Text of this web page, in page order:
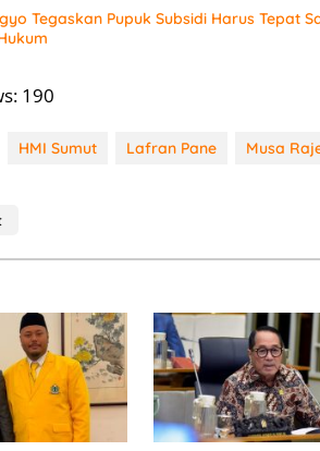
Tegaskan Pupuk Subsidi Harus Tepat
190
HMI Sumut Lafran Pane Musa